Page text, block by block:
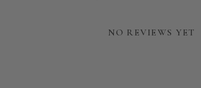
NO REVIEWS YET